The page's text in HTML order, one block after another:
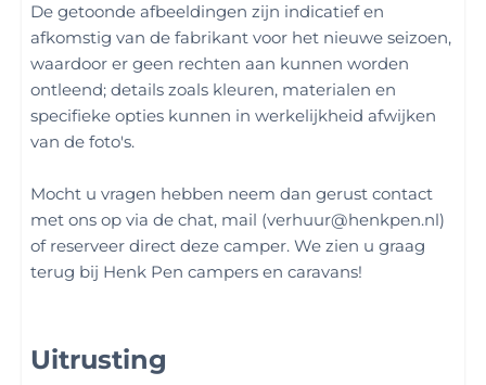
De getoonde afbeeldingen zijn indicatief en
afkomstig van de fabrikant voor het nieuwe seizoen,
waardoor er geen rechten aan kunnen worden
ontleend; details zoals kleuren, materialen en
specifieke opties kunnen in werkelijkheid afwijken
van de foto's.
Mocht u vragen hebben neem dan gerust contact
met ons op via de chat, mail (verhuur@henkpen.nl)
of reserveer direct deze camper. We zien u graag
terug bij Henk Pen campers en caravans!
Uitrusting